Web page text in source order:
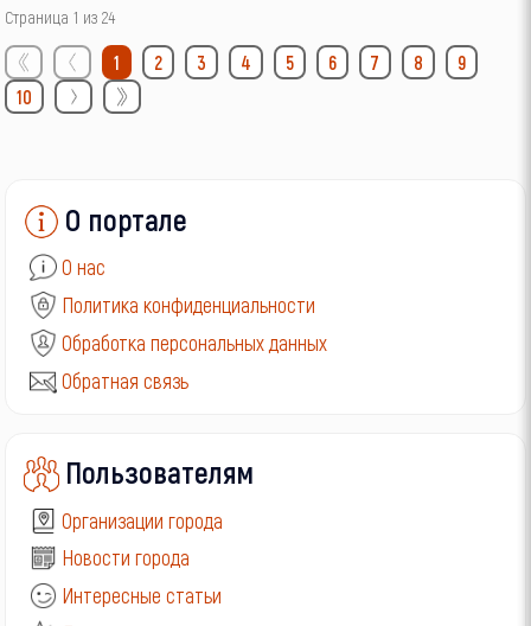
Страница 1 из 24
1 2 3 4 5 6 7 8
9
10
О портале
О нас
Политика конфиденциальности
Обработка персональных данных
Обратная связь
Пользователям
Организации города
Новости города
Интересные статьи